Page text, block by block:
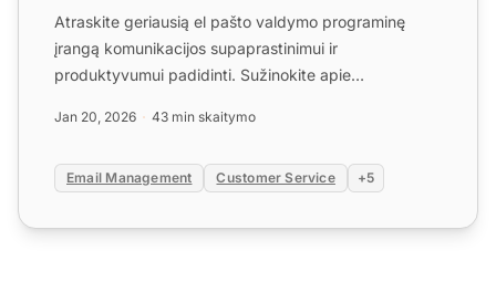
Atraskite geriausią el pašto valdymo programinę
įrangą komunikacijos supaprastinimui ir
produktyvumui padidinti. Sužinokite apie
Jan 20, 2026 43 min skaitymo
Email Management Customer Service +5